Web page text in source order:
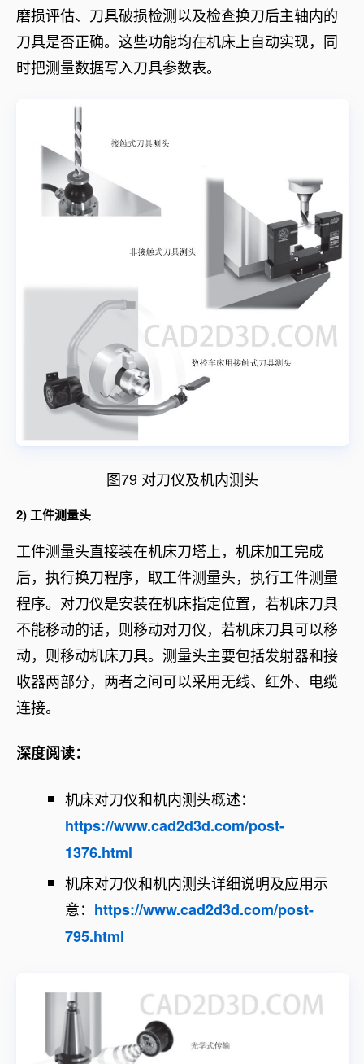
磨损评估、刀具破损检测以及检查换刀后主轴内的
刀具是否正确。这些功能均在机床上自动实现，同
时把测量数据写入刀具参数表。
图79 对刀仪及机内测头
2) 工件测量头
工件测量头直接装在机床刀塔上，机床加工完成
后，执行换刀程序，取工件测量头，执行工件测量
程序。对刀仪是安装在机床指定位置，若机床刀具
不能移动的话，则移动对刀仪，若机床刀具可以移
动，则移动机床刀具。测量头主要包括发射器和接
收器两部分，两者之间可以采用无线、红外、电缆
连接。
深度阅读：
机床对刀仪和机内测头概述：
https://www.cad2d3d.com/post-
1376.html
机床对刀仪和机内测头详细说明及应用示
意： https://www.cad2d3d.com/post-
795.html